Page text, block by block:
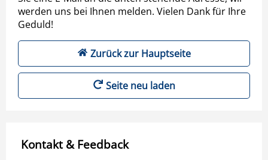
werden uns bei Ihnen melden. Vielen Dank für Ihre
Geduld!
Zurück zur Hauptseite
Seite neu laden
Kontakt & Feedback